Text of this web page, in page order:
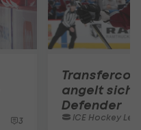
3
angelt sich
Defender
ICE Hockey